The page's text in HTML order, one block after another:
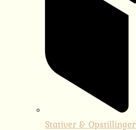
Stativer & Opstillinger